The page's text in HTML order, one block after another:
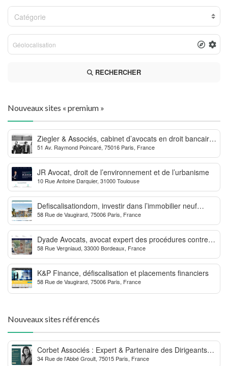
Catégorie
RECHERCHER
Nouveaux sites « premium »
Ziegler & Associés, cabinet d’avocats en droit bancaire,
cryptomonnaie et escroqueries financières
51 Av. Raymond Poincaré, 75016 Paris, France
JR Avocat, droit de l’environnement et de l’urbanisme
10 Rue Antoine Darquier, 31000 Toulouse
Defiscalisationdom, investir dans l’immobilier neuf
Outre-mer
58 Rue de Vaugirard, 75006 Paris, France
Dyade Avocats, avocat expert des procédures contre la
MDPH
58 Rue Vergniaud, 33000 Bordeaux, France
K&P Finance, défiscalisation et placements financiers
58 Rue de Vaugirard, 75006 Paris, France
Nouveaux sites référencés
Corbet Associés : Expert & Partenaire des Dirigeants
d’Entreprise
34 Rue de l'Abbé Groult, 75015 Paris, France